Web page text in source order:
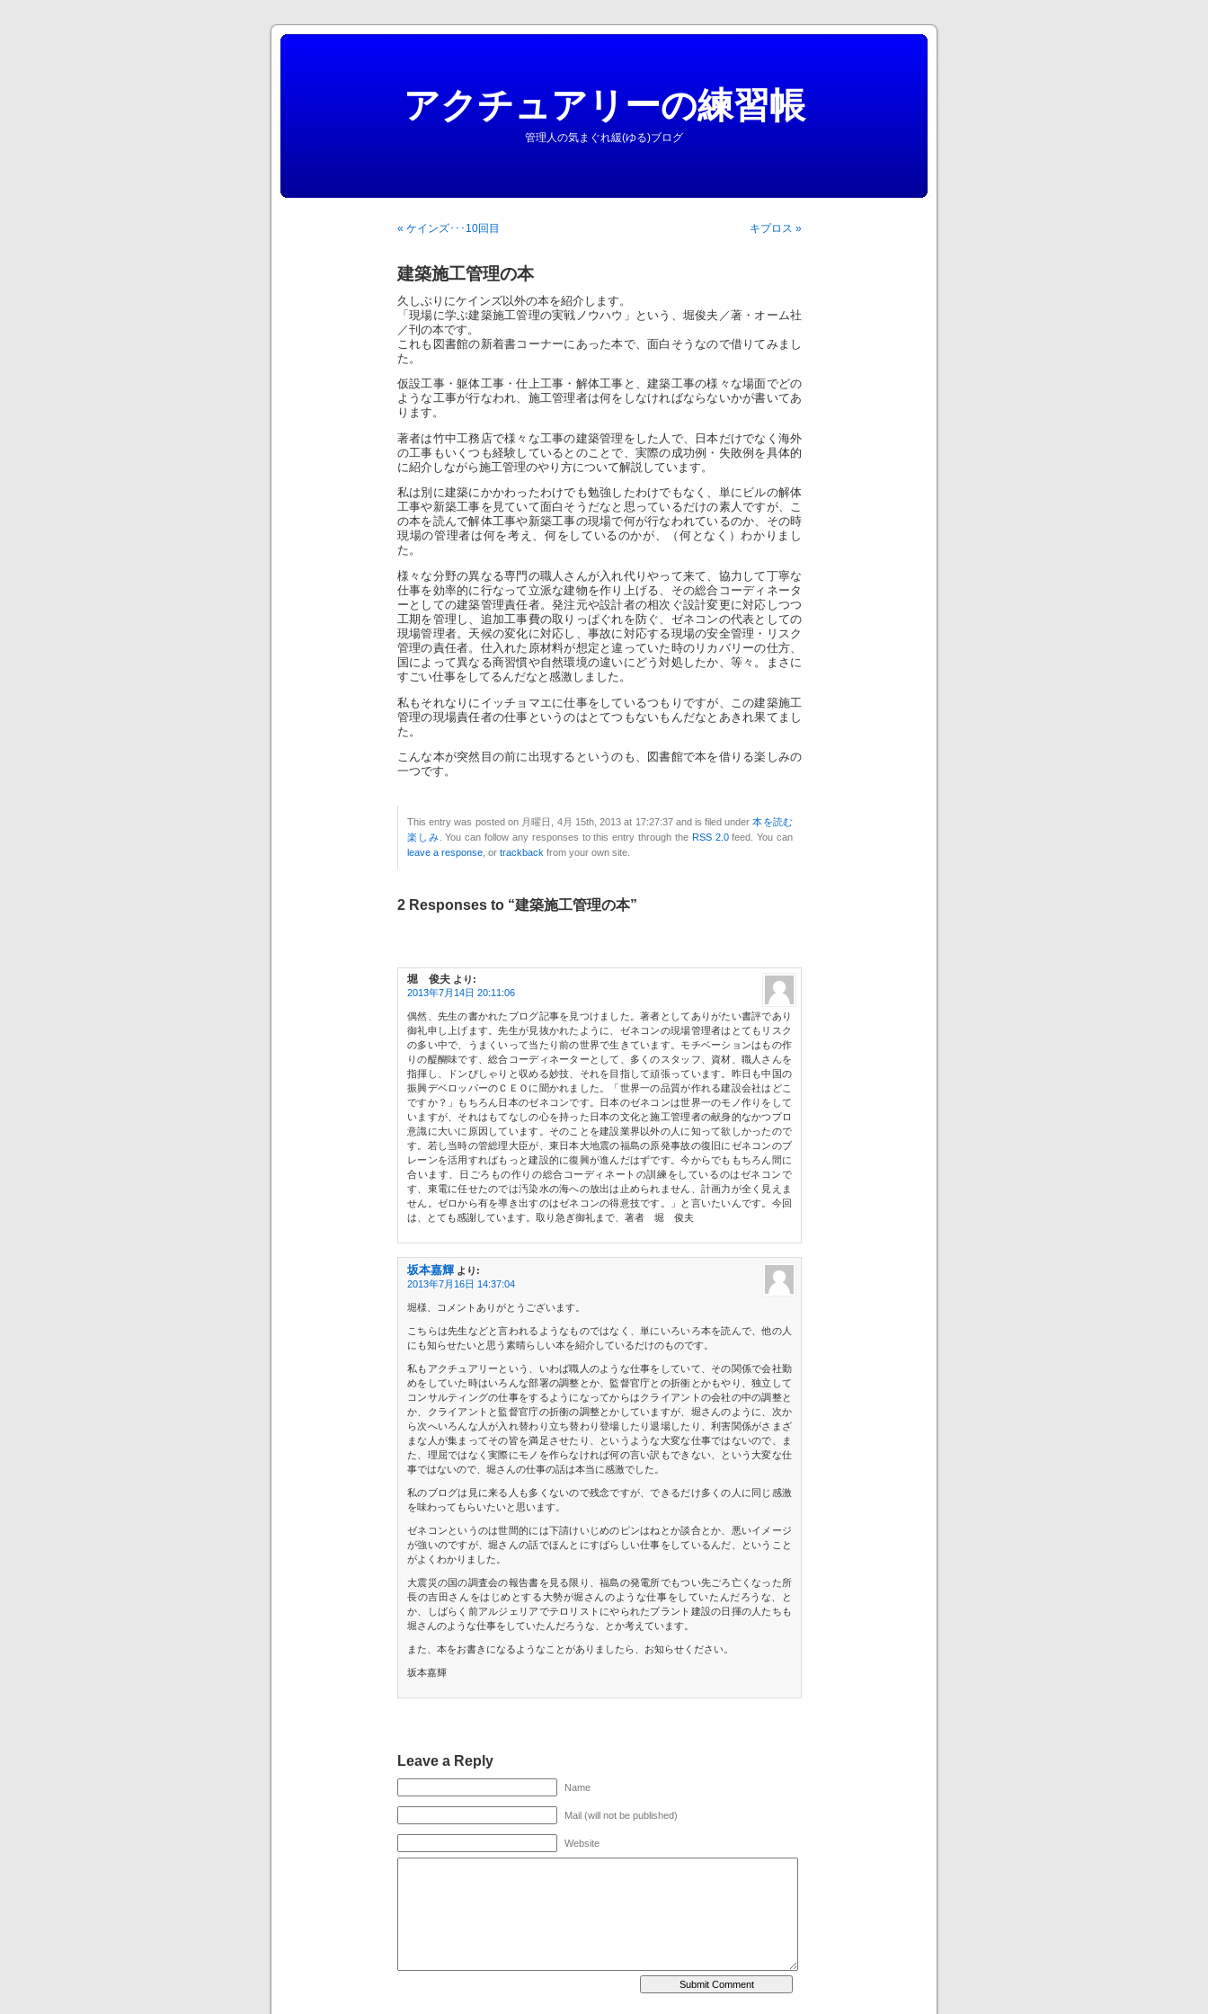
アクチュアリーの練習帳
管理人の気まぐれ緩(ゆる)ブログ
« ケインズ･･･10回目 キプロス »
建築施工管理の本
久しぶりにケインズ以外の本を紹介します。
「現場に学ぶ建築施工管理の実戦ノウハウ」という、堀俊夫／著・オーム社
／刊の本です。
これも図書館の新着書コーナーにあった本で、面白そうなので借りてみまし
た。
仮設工事・躯体工事・仕上工事・解体工事と、建築工事の様々な場面でどの
ような工事が行なわれ、施工管理者は何をしなければならないかが書いてあ
ります。
著者は竹中工務店で様々な工事の建築管理をした人で、日本だけでなく海外
の工事もいくつも経験しているとのことで、実際の成功例・失敗例を具体的
に紹介しながら施工管理のやり方について解説しています。
私は別に建築にかかわったわけでも勉強したわけでもなく、単にビルの解体
工事や新築工事を見ていて面白そうだなと思っているだけの素人ですが、こ
の本を読んで解体工事や新築工事の現場で何が行なわれているのか、その時
現場の管理者は何を考え、何をしているのかが、（何となく）わかりまし
た。
様々な分野の異なる専門の職人さんが入れ代りやって来て、協力して丁寧な
仕事を効率的に行なって立派な建物を作り上げる、その総合コーディネータ
ーとしての建築管理責任者。発注元や設計者の相次ぐ設計変更に対応しつつ
工期を管理し、追加工事費の取りっぱぐれを防ぐ、ゼネコンの代表としての
現場管理者。天候の変化に対応し、事故に対応する現場の安全管理・リスク
管理の責任者。仕入れた原材料が想定と違っていた時のリカバリーの仕方、
国によって異なる商習慣や自然環境の違いにどう対処したか、等々。まさに
すごい仕事をしてるんだなと感激しました。
私もそれなりにイッチョマエに仕事をしているつもりですが、この建築施工
管理の現場責任者の仕事というのはとてつもないもんだなとあきれ果てまし
た。
こんな本が突然目の前に出現するというのも、図書館で本を借りる楽しみの
一つです。
This entry was posted on 月曜日, 4月 15th, 2013 at 17:27:37 and is filed under本を読む
楽しみ . You can follow any responses to this entry through the RSS 2.0feed. You can
leave a response , or trackback from your own site.
2 Responses to “建築施工管理の本”
堀 俊夫 より:
2013年7月14日 20:11:06
偶然、先生の書かれたブログ記事を見つけました。著者としてありがたい書評であり
御礼申し上げます。先生が見抜かれたように、ゼネコンの現場管理者はとてもリスク
の多い中で、うまくいって当たり前の世界で生きています。モチベーションはもの作
りの醍醐味です、総合コーディネーターとして、多くのスタッフ、資材、職人さんを
指揮し、ドンぴしゃりと収める妙技、それを目指して頑張っています。昨日も中国の
振興デベロッパーのＣＥＯに聞かれました。「世界一の品質が作れる建設会社はどこ
ですか？」もちろん日本のゼネコンです。日本のゼネコンは世界一のモノ作りをして
いますが、それはもてなしの心を持った日本の文化と施工管理者の献身的なかつプロ
意識に大いに原因しています。そのことを建設業界以外の人に知って欲しかったので
す。若し当時の管総理大臣が、東日本大地震の福島の原発事故の復旧にゼネコンのブ
レーンを活用すればもっと建設的に復興が進んだはずです。今からでももちろん間に
合います、日ごろもの作りの総合コーディネートの訓練をしているのはゼネコンで
す、東電に任せたのでは汚染水の海への放出は止められません、計画力が全く見えま
せん。ゼロから有を導き出すのはゼネコンの得意技です。」と言いたいんです。今回
は、とても感謝しています。取り急ぎ御礼まで、著者 堀 俊夫
坂本嘉輝 より:
2013年7月16日 14:37:04
堀様、コメントありがとうございます。
こちらは先生などと言われるようなものではなく、単にいろいろ本を読んで、他の人
にも知らせたいと思う素晴らしい本を紹介しているだけのものです。
私もアクチュアリーという、いわば職人のような仕事をしていて、その関係で会社勤
めをしていた時はいろんな部署の調整とか、監督官庁との折衝とかもやり、独立して
コンサルティングの仕事をするようになってからはクライアントの会社の中の調整と
か、クライアントと監督官庁の折衝の調整とかしていますが、堀さんのように、次か
ら次へいろんな人が入れ替わり立ち替わり登場したり退場したり、利害関係がさまざ
まな人が集まってその皆を満足させたり、というような大変な仕事ではないので、ま
た、理屈ではなく実際にモノを作らなければ何の言い訳もできない、という大変な仕
事ではないので、堀さんの仕事の話は本当に感激でした。
私のブログは見に来る人も多くないので残念ですが、できるだけ多くの人に同じ感激
を味わってもらいたいと思います。
ゼネコンというのは世間的には下請けいじめのピンはねとか談合とか、悪いイメージ
が強いのですが、堀さんの話でほんとにすばらしい仕事をしているんだ、ということ
がよくわかりました。
大震災の国の調査会の報告書を見る限り、福島の発電所でもつい先ごろ亡くなった所
長の吉田さんをはじめとする大勢が堀さんのような仕事をしていたんだろうな、と
か、しばらく前アルジェリアでテロリストにやられたプラント建設の日揮の人たちも
堀さんのような仕事をしていたんだろうな、とか考えています。
また、本をお書きになるようなことがありましたら、お知らせください。
坂本嘉輝
Leave a Reply
Name
Mail (will not be published)
Website